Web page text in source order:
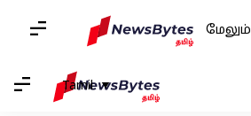
மேலும்
Tamil